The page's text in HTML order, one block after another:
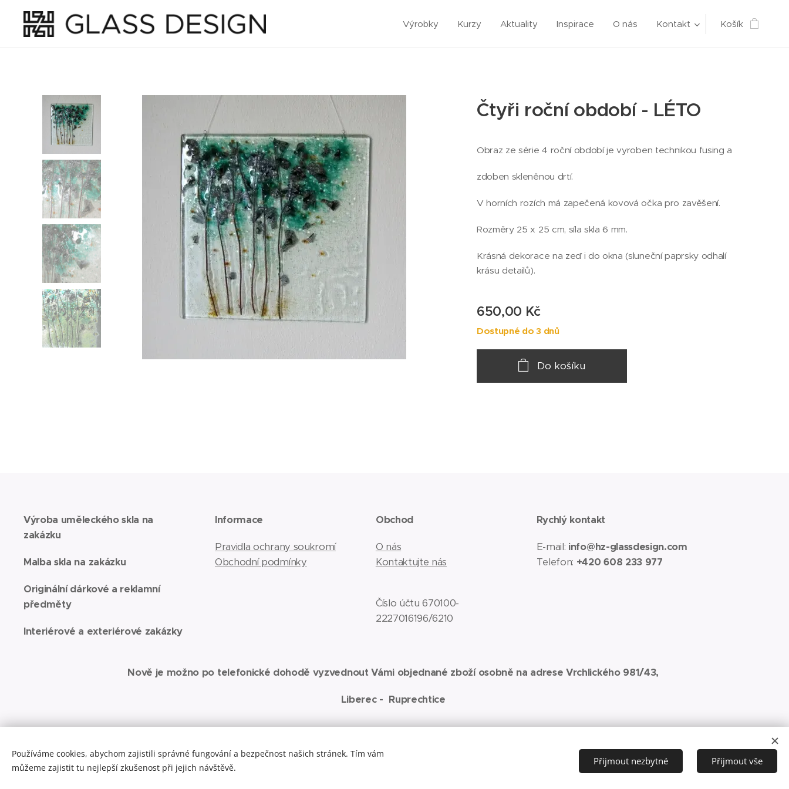
Výrobky Kurzy Aktuality Inspirace O nás Kontakt Košík
Čtyři roční období - LÉTO
Obraz ze série 4 roční období je vyroben technikou fusing a
zdoben skleněnou drtí.
V horních rozích má zapečená kovová očka pro zavěšení.
Rozměry 25 x 25 cm, síla skla 6 mm.
Krásná dekorace na zeď i do okna (sluneční paprsky odhalí
krásu detailů).
650,00 Kč
Dostupné do 3 dnů
Do košíku
Výroba uměleckého skla na
zakázku
Malba skla na zakázku
Originální dárkové a reklamní
předměty
Interiérové a exteriérové zakázky
Informace
Pravidla ochrany soukromí
Obchodní podmínky
Obchod
O nás
Kontaktujte nás
Číslo účtu 670100-
2227016196/6210
Rychlý kontakt
E-mail: info@hz-glassdesign.com
Telefon: +420 608 233 977
Nově je možno po telefonické dohodě vyzvednout Vámi objednané zboží osobně na adrese Vrchlického 981/43,
Liberec - Ruprechtice
Používáme cookies, abychom zajistili správné fungování a bezpečnost našich stránek. Tím vám
můžeme zajistit tu nejlepší zkušenost při jejich návštěvě.
Přijmout nezbytné Přijmout vše